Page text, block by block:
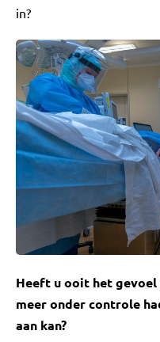
in?
Heeft u ooit het
meer onder controle
aan kan?